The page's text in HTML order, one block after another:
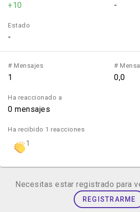
+10 -
Estado
-
# Mensajes
1
#
0,0
Ha reaccionado a
0 mensajes
Ha recibido 1 reacciones
1
Necesitas estar registrado para
REGISTRARME